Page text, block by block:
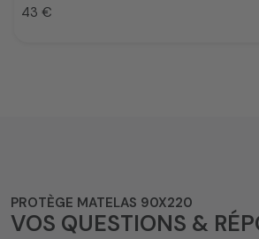
Prix
43 €
PROTÈGE MATELAS 90X220
VOS QUESTIONS &